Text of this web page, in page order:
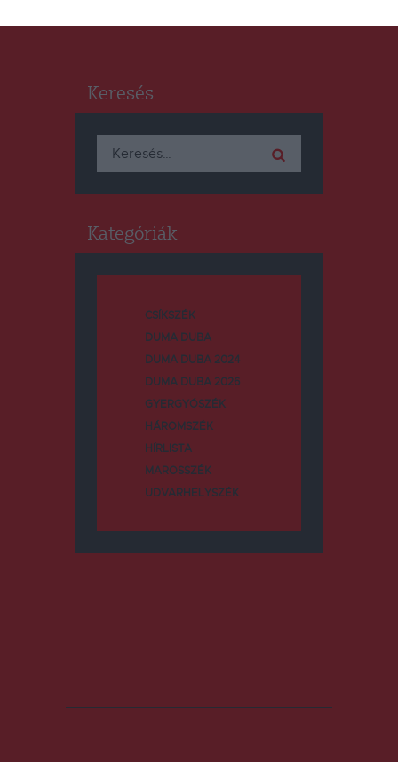
Keresés
Keresés:
Kategóriák
CSÍKSZÉK
DUMA DUBA
DUMA DUBA 2024
DUMA DUBA 2026
GYERGYÓSZÉK
HÁROMSZÉK
HÍRLISTA
MAROSSZÉK
UDVARHELYSZÉK